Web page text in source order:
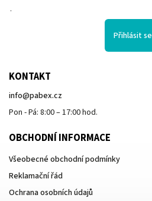
.
Přihlásit se
KONTAKT
info@pabex.cz
Pon - Pá: 8:00 – 17:00 hod.
OBCHODNÍ INFORMACE
Všeobecné obchodní podmínky
Reklamační řád
Ochrana osobních údajů